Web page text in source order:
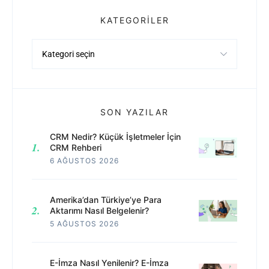
KATEGORILER
SON YAZILAR
CRM Nedir? Küçük İşletmeler İçin
CRM Rehberi
6 AĞUSTOS 2026
Amerika’dan Türkiye’ye Para
Aktarımı Nasıl Belgelenir?
5 AĞUSTOS 2026
E-İmza Nasıl Yenilenir? E-İmza